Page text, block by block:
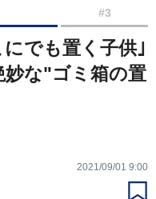
#3
でも置く子供｣
な"ゴミ箱の置
2021/09/01 9:00